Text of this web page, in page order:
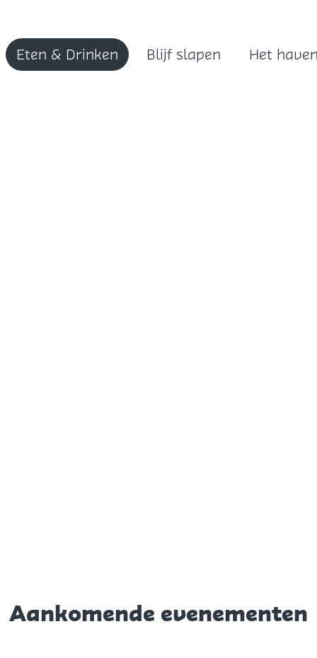
Eten & Drinken Blijf slapen Het
Aankomende evenementen